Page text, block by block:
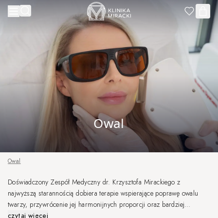
Przejdź do treści
Owal
Owal
Doświadczony Zespół Medyczny dr. Krzysztofa Mirackiego z
najwyższą starannością dobiera terapie wspierające poprawę owalu
twarzy, przywrócenie jej harmonijnych proporcji oraz bardziej
wypoczętego wyglądu. Każda terapia planowana jest indywidualnie, w
czytaj więcej